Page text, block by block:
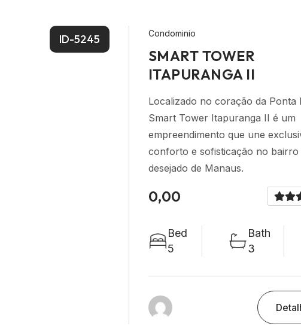
ID-5245 Condominio
SMART TOWER
ITAPURANGA II
Localizado no coração da Ponta
Smart Tower Itapuranga II é um
empreendimento que une
conforto e sofisticação no bairro
desejado de Manaus.
0,00
Bed
5
Bath
3